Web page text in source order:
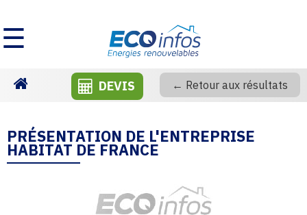
☰
DEVIS ← Retour aux résultats
PRÉSENTATION DE L'ENTREPRISE
HABITAT DE FRANCE